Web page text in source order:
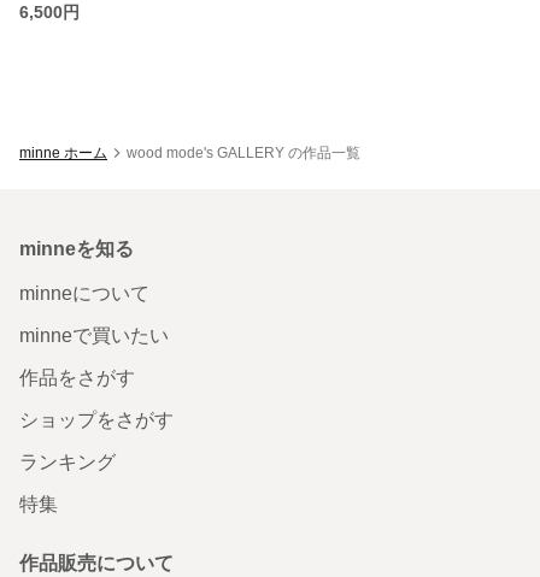
6,500円
minne ホーム wood mode's GALLERY の作品一覧
minneを知る
minneについて
minneで買いたい
作品をさがす
ショップをさがす
ランキング
特集
作品販売について